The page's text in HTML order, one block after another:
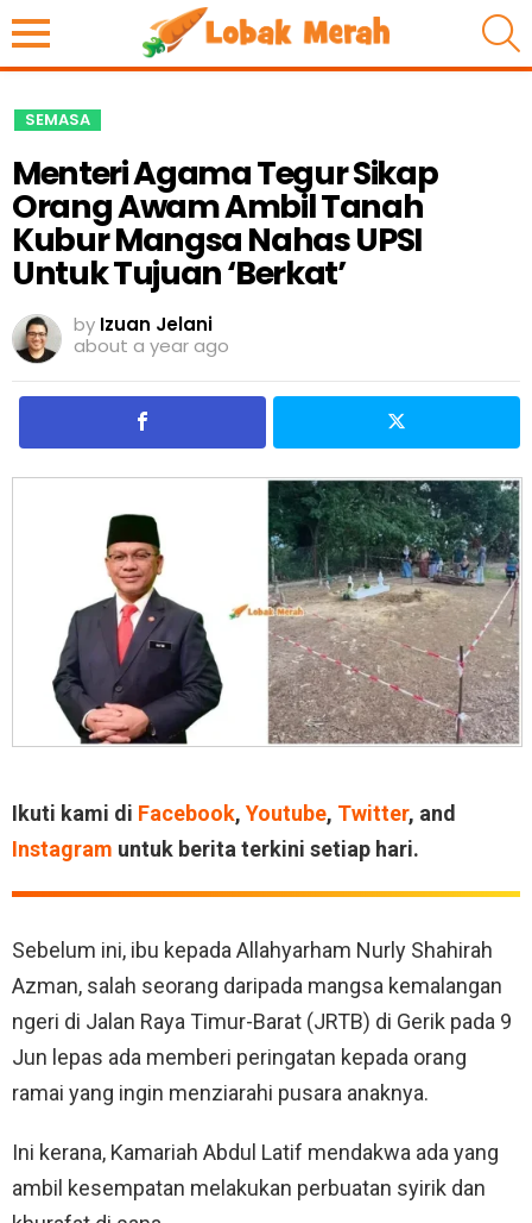
SEMASA
Menteri Agama Tegur Sikap
Orang Awam Ambil Tanah
Kubur Mangsa Nahas UPSI
Untuk Tujuan ‘Berkat’
by Izuan Jelani
about a year ago
Ikuti kami di Facebook, Youtube, Twitter, and
Instagram untuk berita terkini setiap hari.
Sebelum ini, ibu kepada Allahyarham Nurly Shahirah
Azman, salah seorang daripada mangsa kemalangan
ngeri di Jalan Raya Timur-Barat (JRTB) di Gerik pada 9
Jun lepas ada memberi peringatan kepada orang
ramai yang ingin menziarahi pusara anaknya.
Ini kerana, Kamariah Abdul Latif mendakwa ada yang
ambil kesempatan melakukan perbuatan syirik dan